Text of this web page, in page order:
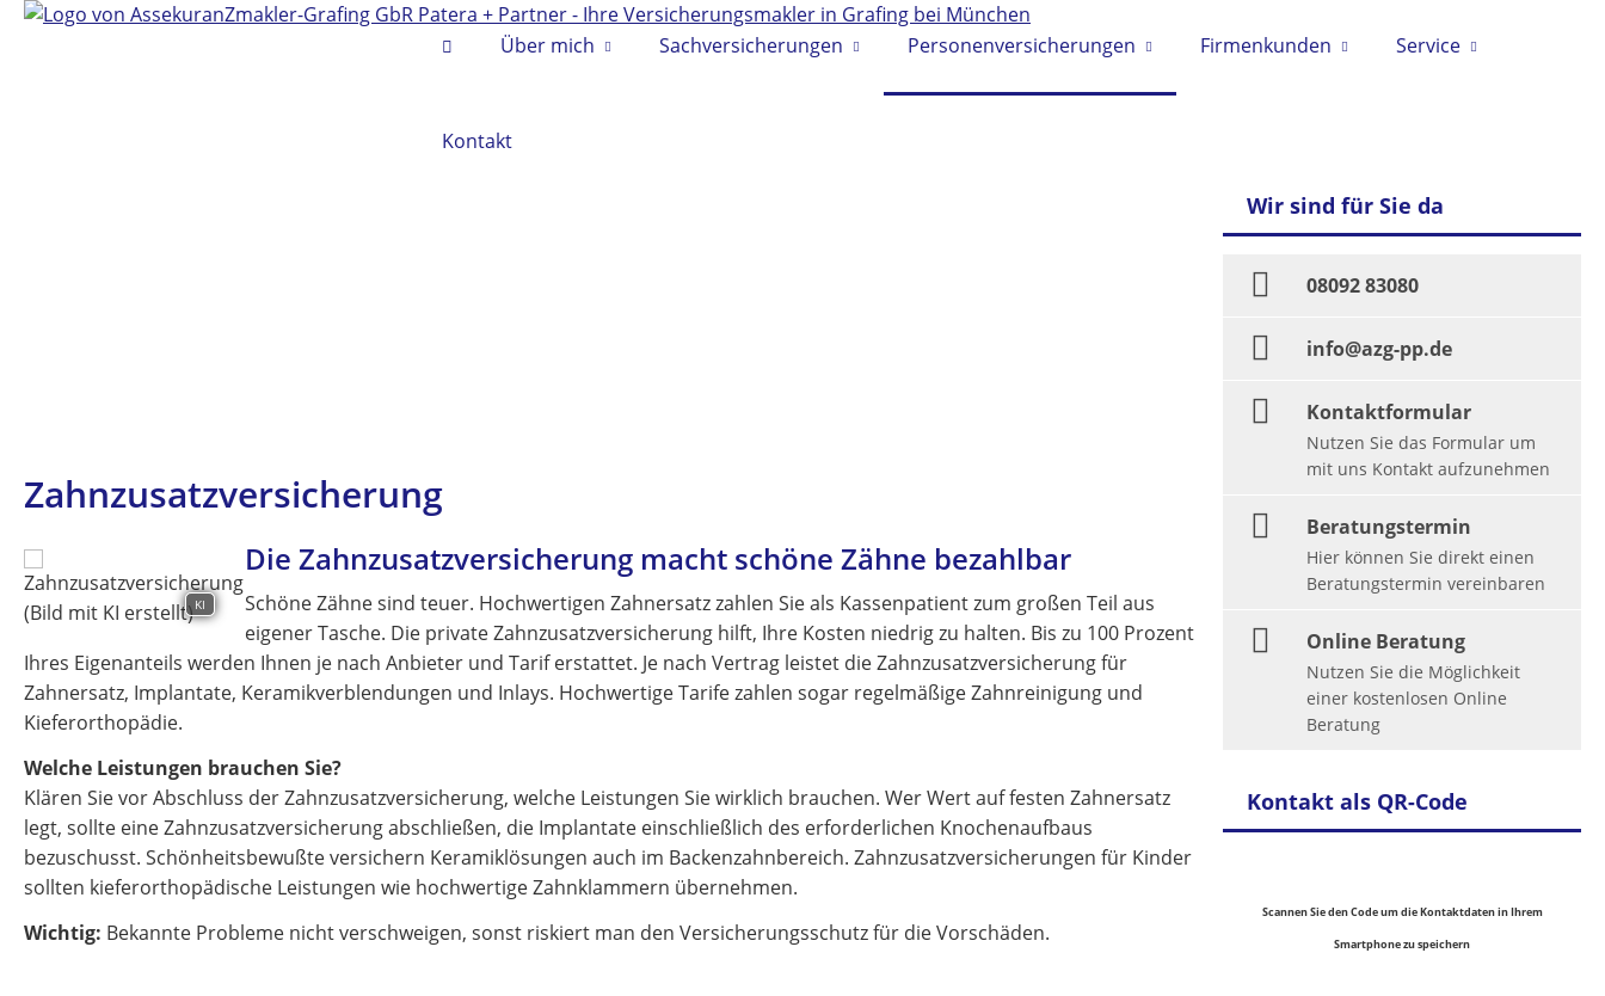
Über mich Sachversicherungen Personenversicherungen Firmenkunden Service
Kontakt
Wir sind für Sie da
08092 83080
info@azg-pp.de
Kontaktformular
Nutzen Sie das Formular um
mit uns Kontakt aufzunehmen
Beratungstermin
Hier können Sie direkt einen
Beratungstermin vereinbaren
Online Beratung
Nutzen Sie die Möglichkeit
einer kostenlosen Online
Beratung
Kontakt als QR-Code
Scannen Sie den Code um die Kontaktdaten in Ihrem
Smartphone zu speichern
Zahnzusatzversicherung
KI
Die Zahnzusatzversicherung macht schöne Zähne bezahlbar
Schöne Zähne sind teuer. Hochwertigen Zahnersatz zahlen Sie als Kassenpatient zum großen Teil aus
eigener Tasche. Die private Zahnzusatzversicherung hilft, Ihre Kosten niedrig zu halten. Bis zu 100 Prozent
Ihres Eigenanteils werden Ihnen je nach Anbieter und Tarif erstattet. Je nach Vertrag leistet die Zahnzusatzversicherung für
Zahnersatz, Implantate, Keramikverblendungen und Inlays. Hochwertige Tarife zahlen sogar regelmäßige Zahnreinigung und
Kieferorthopädie.
Welche Leistungen brauchen Sie?
Klären Sie vor Abschluss der Zahnzusatzversicherung, welche Leistungen Sie wirklich brauchen. Wer Wert auf festen Zahnersatz
legt, sollte eine Zahnzusatzversicherung abschließen, die Implantate einschließlich des erforderlichen Knochenaufbaus
bezuschusst. Schönheitsbewußte versichern Keramiklösungen auch im Backenzahnbereich. Zahnzusatzversicherungen für Kinder
sollten kieferorthopädische Leistungen wie hochwertige Zahnklammern übernehmen.
Wichtig: Bekannte Probleme nicht verschweigen, sonst riskiert man den Versicherungsschutz für die Vorschäden.